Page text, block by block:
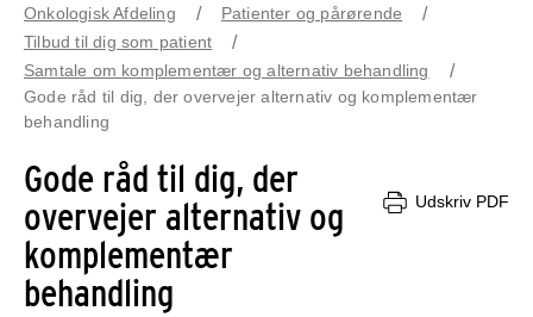
Onkologisk Afdeling
Patienter og pårørende
Tilbud til dig som patient
Samtale om komplementær og alternativ behandling
Gode råd til dig, der overvejer alternativ og komplementær
behandling
Gode råd til dig, der
overvejer alternativ og
komplementær
behandling
Udskriv PDF